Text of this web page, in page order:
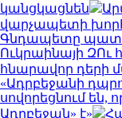
կանցկացնեն
վարչապետի
Գնդապետը
Ուկրաինայի
հնարավոր դերի
«Ադրբեջանի
սովորեցնում
Ադրբեջան» է»